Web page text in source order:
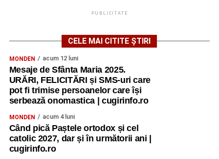
PUBLICITATE
CELE MAI CITITE ȘTIRI
MONDEN acum 12 luni
Mesaje de Sfânta Maria 2025.
URĂRI, FELICITĂRI și SMS-uri care
pot fi trimise persoanelor care își
serbează onomastica | cugirinfo.ro
MONDEN acum 4 luni
Când pică Paștele ortodox și cel
catolic 2027, dar și în următorii ani |
cugirinfo.ro